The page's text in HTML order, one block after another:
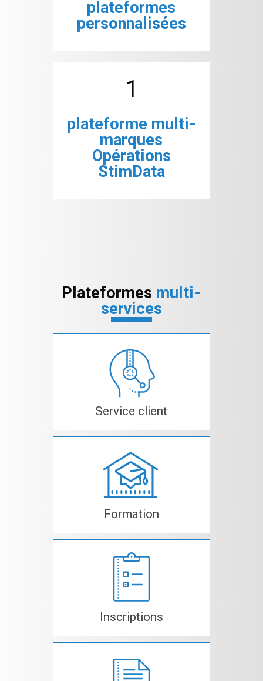
plateformes
personnalisées
1
plateforme multi-
marques
Opérations
StimData
Plateformes multi-
services
Service client
Formation
Inscriptions